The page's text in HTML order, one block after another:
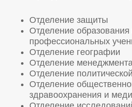
Отделение защиты
Отделение образования
профессиональных
Отделение географии
Отделение
Отделение
Отделение
здравоохранения и